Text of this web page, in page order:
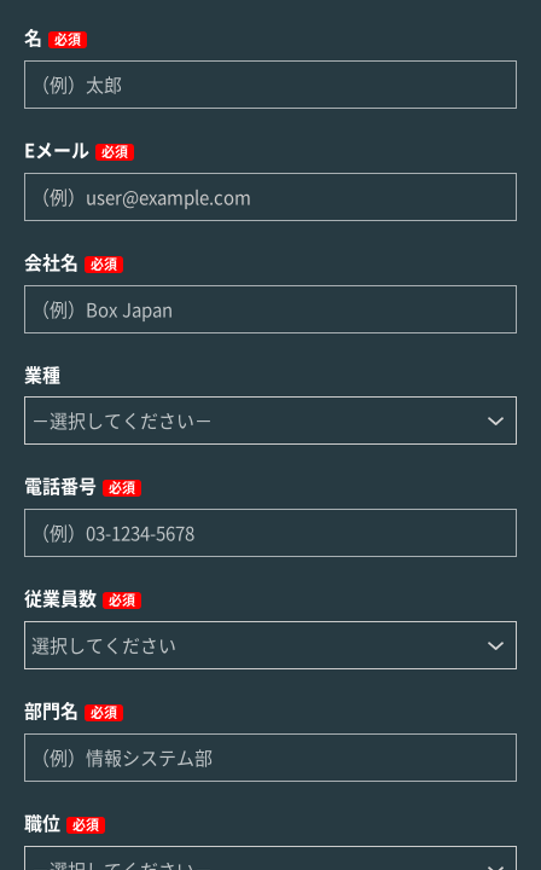
名 必須
Eメール 必須
会社名 必須
業種
電話番号 必須
従業員数 必須
部門名 必須
職位 必須